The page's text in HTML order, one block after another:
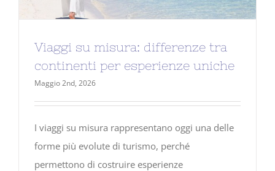
Viaggi su misura: differenze tra
continenti per esperienze uniche
Maggio 2nd, 2026
I viaggi su misura rappresentano oggi una delle
forme più evolute di turismo, perché
permettono di costruire esperienze